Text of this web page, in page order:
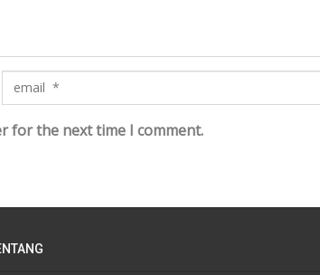
for the next time I comment.